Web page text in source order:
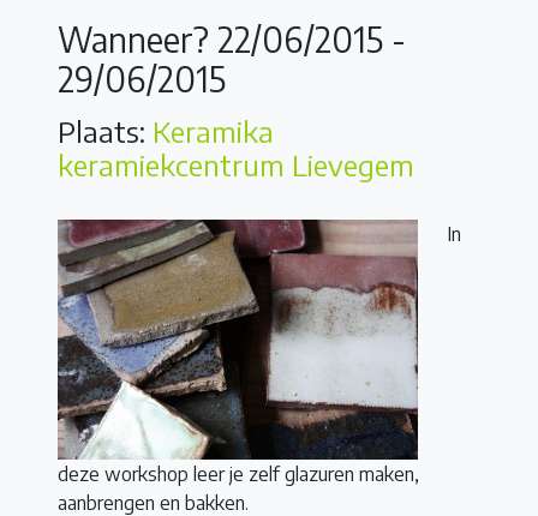
Wanneer? 22/06/2015 -
29/06/2015
Plaats: Keramika
keramiekcentrum Lievegem
In
deze workshop leer je zelf glazuren maken,
aanbrengen en bakken.